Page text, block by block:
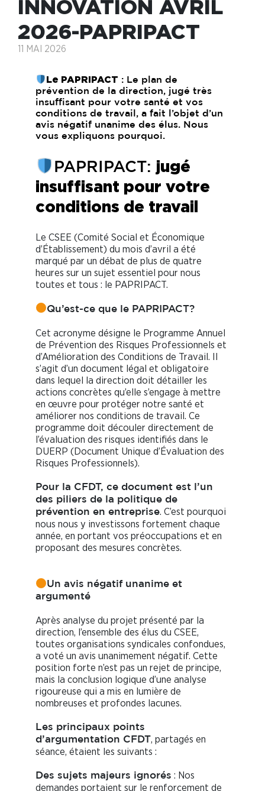
INNOVATION AVRIL
2026-PAPRIPACT
11 MAI 2026
Le PAPRIPACT : Le plan de
prévention de la direction, jugé très
insuffisant pour votre santé et vos
conditions de travail, a fait l’objet d’un
avis négatif unanime des élus. Nous
vous expliquons pourquoi.
PAPRIPACT: jugé
insuffisant pour votre
conditions de travail
Le CSEE (Comité Social et Économique
d’Établissement) du mois d’avril a été
marqué par un débat de plus de quatre
heures sur un sujet essentiel pour nous
toutes et tous : le PAPRIPACT.
Qu’est-ce que le PAPRIPACT?
Cet acronyme désigne le Programme Annuel
de Prévention des Risques Professionnels et
d’Amélioration des Conditions de Travail. Il
s’agit d’un document légal et obligatoire
dans lequel la direction doit détailler les
actions concrètes qu’elle s’engage à mettre
en œuvre pour protéger notre santé et
améliorer nos conditions de travail. Ce
programme doit découler directement de
l’évaluation des risques identifiés dans le
DUERP (Document Unique d’Évaluation des
Risques Professionnels).
Pour la CFDT, ce document est l’un
des piliers de la politique de
prévention en entreprise. C’est pourquoi
nous nous y investissons fortement chaque
année, en portant vos préoccupations et en
proposant des mesures concrètes.
Un avis négatif unanime et
argumenté
Après analyse du projet présenté par la
direction, l’ensemble des élus du CSEE,
toutes organisations syndicales confondues,
a voté un avis unanimement négatif. Cette
position forte n’est pas un rejet de principe,
mais la conclusion logique d’une analyse
rigoureuse qui a mis en lumière de
nombreuses et profondes lacunes.
Les principaux points
d’argumentation CFDT , partagés en
séance, étaient les suivants :
Des sujets majeurs ignorés : Nos
demandes portaient sur le renforcement de